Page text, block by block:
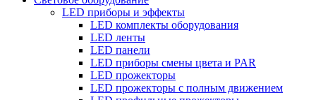
LED приборы и эффекты
LED комплекты оборудования
LED ленты
LED панели
LED приборы смены цвета и PAR
LED прожекторы
LED прожекторы с полным движением